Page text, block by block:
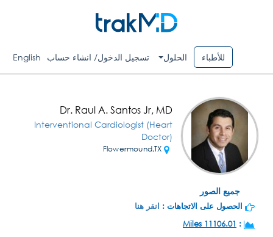
للأطباء الحلول تسجيل الدخول/ انشاء حساب English
جميع الصور
Dr. Raul A. Santos Jr, MD
Interventional Cardiologist (Heart
Doctor)
الحصول على الاتجاهات : انقر هنا
:
11106.01 Miles